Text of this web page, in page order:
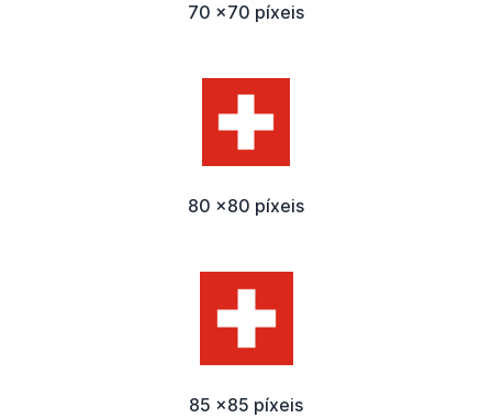
70 x70 píxeis
80 x80 píxeis
85 x85 píxeis